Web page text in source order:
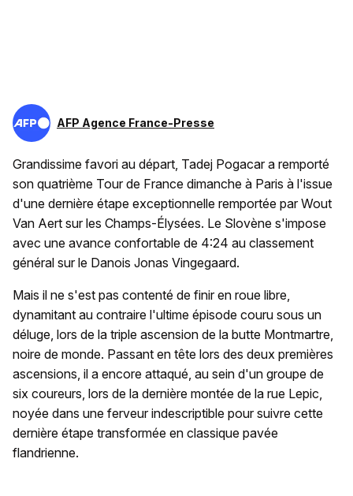
AFP Agence France-Presse
Grandissime favori au départ, Tadej Pogacar a remporté
son quatrième Tour de France dimanche à Paris à l'issue
d'une dernière étape exceptionnelle remportée par Wout
Van Aert sur les Champs-Élysées. Le Slovène s'impose
avec une avance confortable de 4:24 au classement
général sur le Danois Jonas Vingegaard.
Mais il ne s'est pas contenté de finir en roue libre,
dynamitant au contraire l'ultime épisode couru sous un
déluge, lors de la triple ascension de la butte Montmartre,
noire de monde. Passant en tête lors des deux premières
ascensions, il a encore attaqué, au sein d'un groupe de
six coureurs, lors de la dernière montée de la rue Lepic,
noyée dans une ferveur indescriptible pour suivre cette
dernière étape transformée en classique pavée
flandrienne.